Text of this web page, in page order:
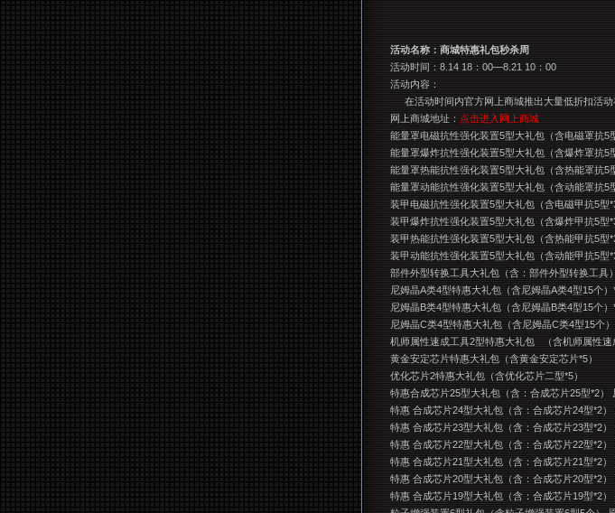
活动名称：商城特惠礼包秒杀周
活动时间：8.14 18：00—8.21 10：00
活动内容：
在活动时间内官方网上商城推出大量低折扣活
网上商城地址：点击进入网上商城
能量罩电磁抗性强化装置5型大礼包（含电磁罩抗5
能量罩爆炸抗性强化装置5型大礼包（含爆炸罩抗5
能量罩热能抗性强化装置5型大礼包（含热能罩抗5
能量罩动能抗性强化装置5型大礼包（含动能罩抗5
装甲电磁抗性强化装置5型大礼包（含电磁甲抗5型
装甲爆炸抗性强化装置5型大礼包（含爆炸甲抗5型
装甲热能抗性强化装置5型大礼包（含热能甲抗5型
装甲动能抗性强化装置5型大礼包（含动能甲抗5型
部件外型转换工具大礼包（含：部件外型转换工具
尼姆晶A类4型特惠大礼包（含尼姆晶A类4型15个）
尼姆晶B类4型特惠大礼包（含尼姆晶B类4型15个）
尼姆晶C类4型特惠大礼包（含尼姆晶C类4型15个
机师属性速成工具2型特惠大礼包
（含机师属性速
黄金安定芯片特惠大礼包（含黄金安定芯片*5）
优化芯片2特惠大礼包（含优化芯片二型*5）
特惠合成芯片25型大礼包（含：合成芯片25型*2）
特惠 合成芯片24型大礼包（含：合成芯片24型*2
特惠 合成芯片23型大礼包（含：合成芯片23型*2
特惠 合成芯片22型大礼包（含：合成芯片22型*2
特惠 合成芯片21型大礼包（含：合成芯片21型*2
特惠 合成芯片20型大礼包（含：合成芯片20型*2
特惠 合成芯片19型大礼包（含：合成芯片19型*2